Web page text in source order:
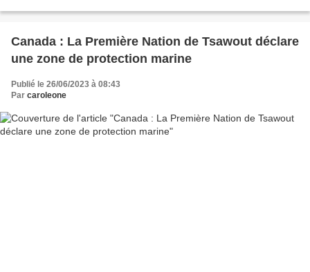
Canada : La Première Nation de Tsawout déclare
une zone de protection marine
Publié le 26/06/2023 à 08:43
Par caroleone